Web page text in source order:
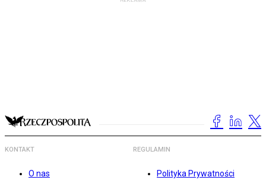
KONTAKT
O nas
REGULAMIN
Polityka Prywatności